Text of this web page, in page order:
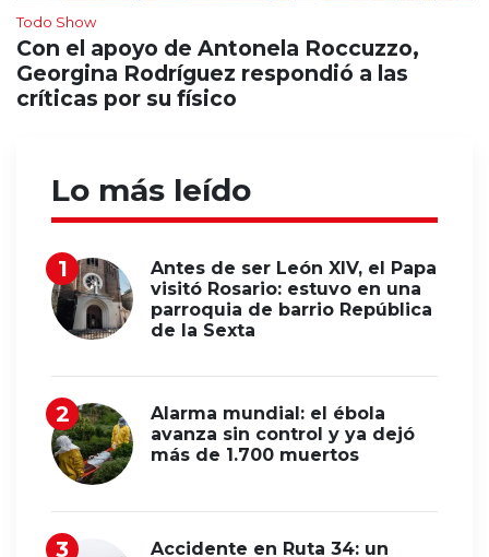
Todo Show
Con el apoyo de Antonela Roccuzzo,
Georgina Rodríguez respondió a las
críticas por su físico
Lo más leído
Antes de ser León XIV, el Papa
visitó Rosario: estuvo en una
parroquia de barrio República
de la Sexta
Alarma mundial: el ébola
avanza sin control y ya dejó
más de 1.700 muertos
Accidente en Ruta 34: un